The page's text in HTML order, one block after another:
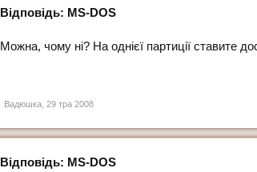
Відповідь: МS-DOS
Можна, чому ні? На однієї партиції ставите
Вадюшка 29 тра 2008
Відповідь: МS-DOS